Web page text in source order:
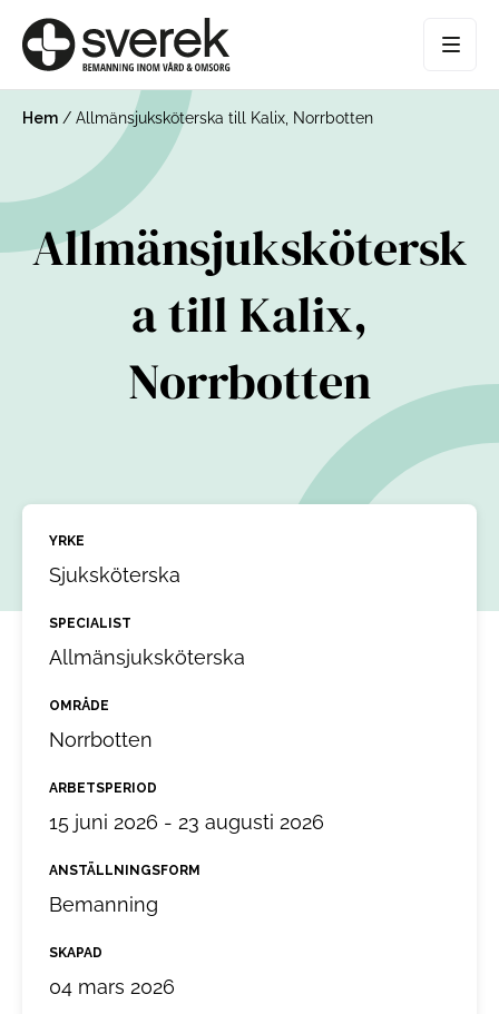
Hem / Allmänsjuksköterska till Kalix, Norrbotten
Allmänsjukskötersk
a till Kalix,
Norrbotten
YRKE
Sjuksköterska
SPECIALIST
Allmänsjuksköterska
OMRÅDE
Norrbotten
ARBETSPERIOD
15 juni 2026 - 23 augusti 2026
ANSTÄLLNINGSFORM
Bemanning
SKAPAD
04 mars 2026